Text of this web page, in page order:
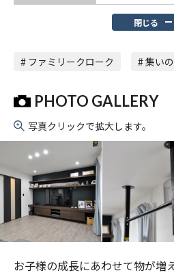
閉じる
# ファミリークローク # 集い
PHOTO GALLERY
写真クリックで拡大します。
お子様の成長にあわせて物が増